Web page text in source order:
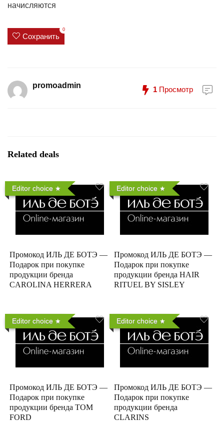
начисляются
Сохранить
0
promoadmin 1 Просмотр
Related deals
Editor choice
Промокод ИЛЬ ДЕ БОТЭ —
Подарок при покупке
продукции бренда
CAROLINA HERRERA
Editor choice
Промокод ИЛЬ ДЕ БОТЭ —
Подарок при покупке
продукции бренда HAIR
RITUEL BY SISLEY
Editor choice
Промокод ИЛЬ ДЕ БОТЭ —
Подарок при покупке
продукции бренда TOM
FORD
Editor choice
Промокод ИЛЬ ДЕ БОТЭ —
Подарок при покупке
продукции бренда
CLARINS